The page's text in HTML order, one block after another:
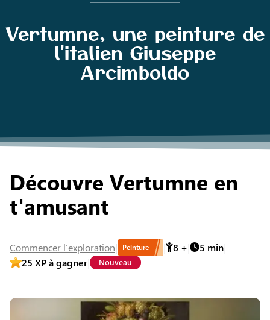
Culture G
Vertumne, une peinture de
l'italien Giuseppe
Arcimboldo
Découvre Vertumne en
t'amusant
Commencer l’exploration Peinture 8 + 5 min
25 XP à gagner Nouveau